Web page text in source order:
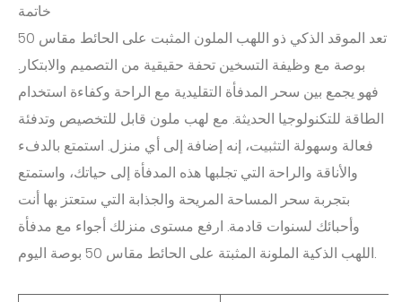
خاتمة
تعد الموقد الذكي ذو اللهب الملون المثبت على الحائط مقاس 50
بوصة مع وظيفة التسخين تحفة حقيقية من التصميم والابتكار.
فهو يجمع بين سحر المدفأة التقليدية مع الراحة وكفاءة استخدام
الطاقة للتكنولوجيا الحديثة. مع لهب ملون قابل للتخصيص وتدفئة
فعالة وسهولة التثبيت، إنه إضافة إلى أي منزل. استمتع بالدفء
والأناقة والراحة التي تجلبها هذه المدفأة إلى حياتك، واستمتع
بتجربة سحر المساحة المريحة والجذابة التي ستعتز بها أنت
وأحبائك لسنوات قادمة. ارفع مستوى منزلك أجواء مع مدفأة
اللهب الذكية الملونة المثبتة على الحائط مقاس 50 بوصة اليوم.